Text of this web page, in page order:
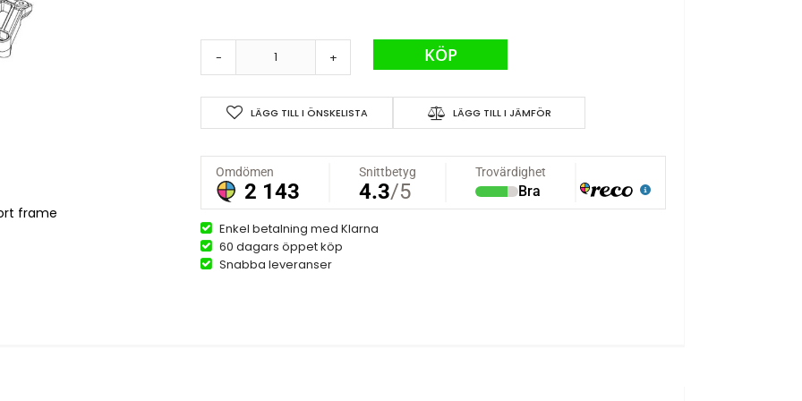
frame
- + KÖP
LÄGG TILL I ÖNSKELISTA LÄGG TILL I JÄMFÖR
Enkel betalning med Klarna
60 dagars öppet köp
Snabba leveranser